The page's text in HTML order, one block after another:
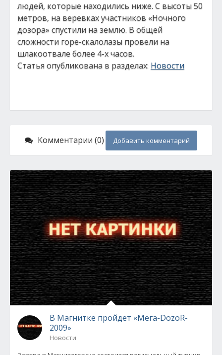
людей, которые находились ниже. С высоты 50
метров, на веревках участников «Ночного
дозора» спустили на землю. В общей
сложности горе-скалолазы провели на
шлакоотвале более 4-х часов.
Статья опубликована в разделах: Новости
Комментарии (0) Добавить комментарий
В Магнитке пройдет «Мега-DozoR-
2009»
Новости